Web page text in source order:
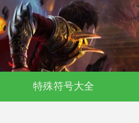
特殊符号大全